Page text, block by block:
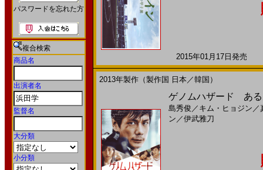
パスワードを忘れた方
複合検索
商品名
出演者名
監督名
大分類
小分類
2015年01月17日発売
2013年製作（製作国 日本／韓国）
ゲノムハザード ある
島秀俊 ／ キム・ヒョジン ／
ン ／伊武雅刀